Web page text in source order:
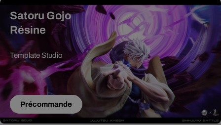
Satoru Gojo
Résine
Template Studio
Précommande